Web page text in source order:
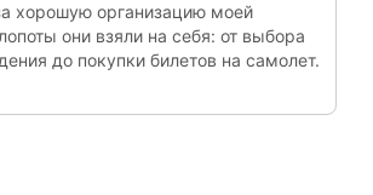
хорошую организацию моей
они взяли на себя: от выбора
до покупки билетов на самолет.